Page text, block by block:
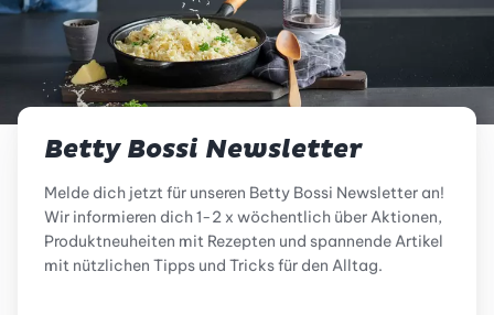
Betty Bossi Newsletter
Melde dich jetzt für unseren Betty Bossi Newsletter an!
Wir informieren dich 1-2 x wöchentlich über Aktionen,
Produktneuheiten mit Rezepten und spannende Artikel
mit nützlichen Tipps und Tricks für den Alltag.